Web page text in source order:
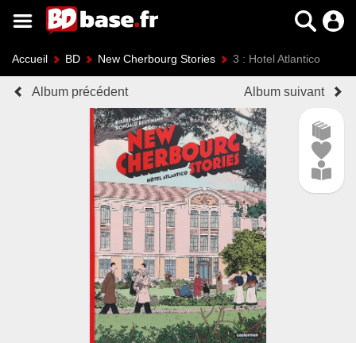
Accueil BD New Cherbourg Stories 3 : Hotel Atlantico
Album précédent Album suivant